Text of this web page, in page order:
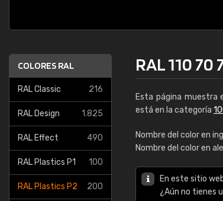
COLORES RAL
RAL Classic 216
RAL Design 1.825
RAL Effect 490
RAL Plastics P1 100
RAL Plastics P2 200
RAL 110
Esta página muestra
está en la categoría
Nombre del color en
Nombre del color en
En este sitio
¿Aún no tienes